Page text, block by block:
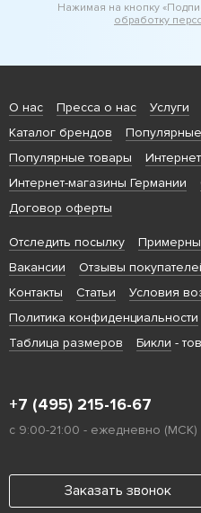
Нажимая на кнопку
обработку
О нас Пресса о нас Услуги
Каталог брендов
Популярные товары
Интернет-магазины Германии
Договор оферты
Отследить посылку
Вакансии
Отзывы
Контакты
Статьи
Условия
Политика конфиденциальности
Таблица размеров
Бикли -
+7 (495) 215-16-67
с 9:00-21:00 - ежедневно (МСК)
Заказать звонок